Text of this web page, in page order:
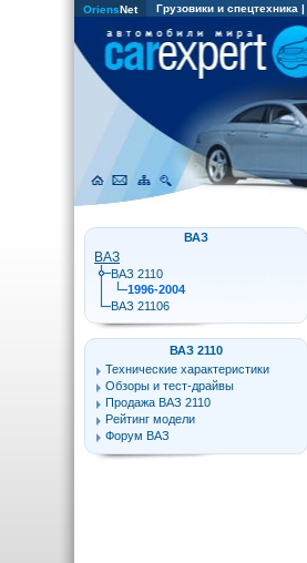
OriensNet Грузовики и спецтехника |
ВАЗ
ВАЗ
ВАЗ 2110
1996-2004
ВАЗ 21106
ВАЗ 2110
Технические характеристики
Обзоры и тест-драйвы
Продажа ВАЗ 2110
Рейтинг модели
Форум ВАЗ